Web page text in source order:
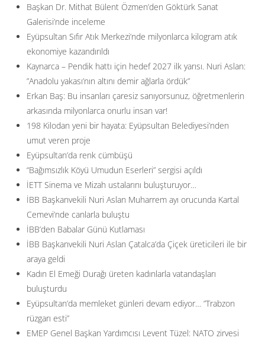
Başkan Dr. Mithat Bülent Özmen’den Göktürk Sanat
Galerisi’nde inceleme
Eyüpsultan Sıfır Atık Merkezi’nde milyonlarca kilogram atık
ekonomiye kazandırıldı
Kaynarca – Pendik hattı için hedef 2027 ilk yarısı. Nuri Aslan:
”Anadolu yakası’nın altını demir ağlarla ördük”
Erkan Baş: Bu insanları çaresiz sanıyorsunuz, öğretmenlerin
arkasında milyonlarca onurlu insan var!
198 Kilodan yeni bir hayata: Eyüpsultan Belediyesi’nden
umut veren proje
Eyüpsultan’da renk cümbüşü
“Bağımsızlık Köyü Umudun Eserleri” sergisi açıldı
İETT Sinema ve Mizah ustalarını buluşturuyor…
İBB Başkanvekili Nuri Aslan Muharrem ayı orucunda Kartal
Cemevi’nde canlarla buluştu
İBB’den Babalar Günü Kutlaması
İBB Başkanvekili Nuri Aslan Çatalca’da Çiçek üreticileri ile bir
araya geldi
Kadın El Emeği Durağı üreten kadınlarla vatandaşları
buluşturdu
Eyüpsultan’da memleket günleri devam ediyor… ”Trabzon
rüzgarı esti”
EMEP Genel Başkan Yardımcısı Levent Tüzel: NATO zirvesi